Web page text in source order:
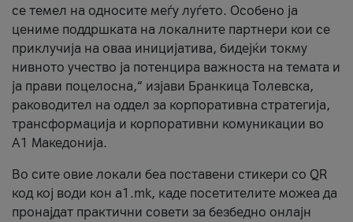
се темел на односите меѓу луѓето. Особено ја
цениме поддршката на локалните партнери кои се
приклучија на оваа иницијатива, бидејќи токму
нивното учество ја потенцира важноста на темата и
ја прави поцелосна,“ изјави Бранкица Толевска,
раководител на оддел за корпоративна стратегија,
трансформација и корпоративни комуникации во
А1 Македонија.
Во сите овие локали беа поставени стикери со QR
код кој води кон a1.mk, каде посетителите можеа да
пронајдат практични совети за безбедно онлајн